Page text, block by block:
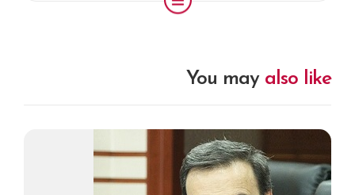
You may also like